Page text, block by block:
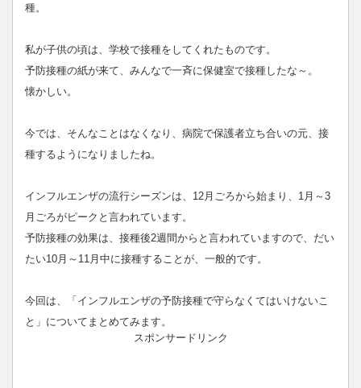
種。
私が子供の頃は、学校で接種をしてくれたものです。
予防接種の紙が来て、みんなで一斉に保健室で接種したな～。
懐かしい。
今では、そんなことはなくなり、病院で保護者立ち合いの元、接
種するようになりましたね。
インフルエンザの流行シーズンは、12月ごろから始まり、1月～3
月ごろがピークと言われています。
予防接種の効果は、接種後2週間からと言われていますので、だい
たい10月～11月中に接種することが、一般的です。
今回は、「インフルエンザの予防接種で守らなくてはいけないこ
と」についてまとめてみます。
スポンサードリンク